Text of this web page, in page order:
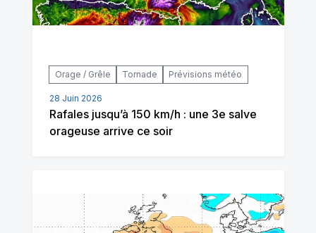
Orage / Grêle Tornade Prévisions météo
28 Juin 2026
Rafales jusqu’à 150 km/h : une 3e salve
orageuse arrive ce soir